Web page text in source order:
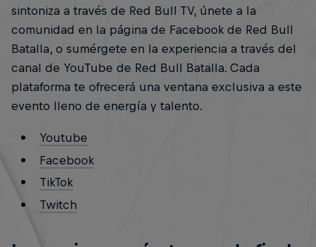
sintoniza a través de Red Bull TV, únete a la
comunidad en la página de Facebook de Red Bull
Batalla, o sumérgete en la experiencia a través del
canal de YouTube de Red Bull Batalla. Cada
plataforma te ofrecerá una ventana exclusiva a este
evento lleno de energía y talento.
Youtube
Facebook
TikTok
Twitch